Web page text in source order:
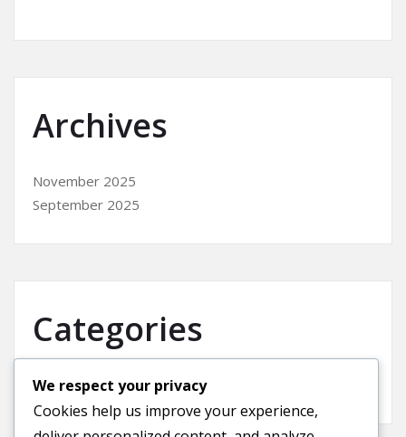
Archives
November 2025
September 2025
Categories
Uncategorized
We respect your privacy
Cookies help us improve your experience,